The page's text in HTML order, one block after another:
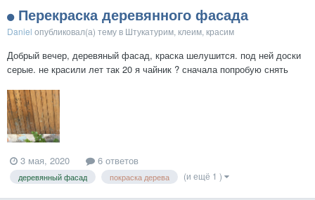
Перекраска деревянного фасада
Daniel опубликовал(а) тему в Штукатурим, клеим, красим
Добрый вечер, деревяный фасад, краска шелушится. под ней доски
серые. не красили лет так 20 я чайник ? сначала попробую снять
лепестковым диском или ???) а что делать дальше? антисептик,
грунт, олифа (а н...
3 мая, 2020 6 ответов
деревянный фасад покраска дерева (и ещё 1 )